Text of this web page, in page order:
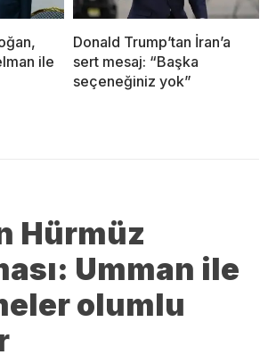
ile
Donald Trump’tan İran’a
sert mesaj: “Başka
seçeneğiniz yok”
Hürmüz
Umman ile
olumlu